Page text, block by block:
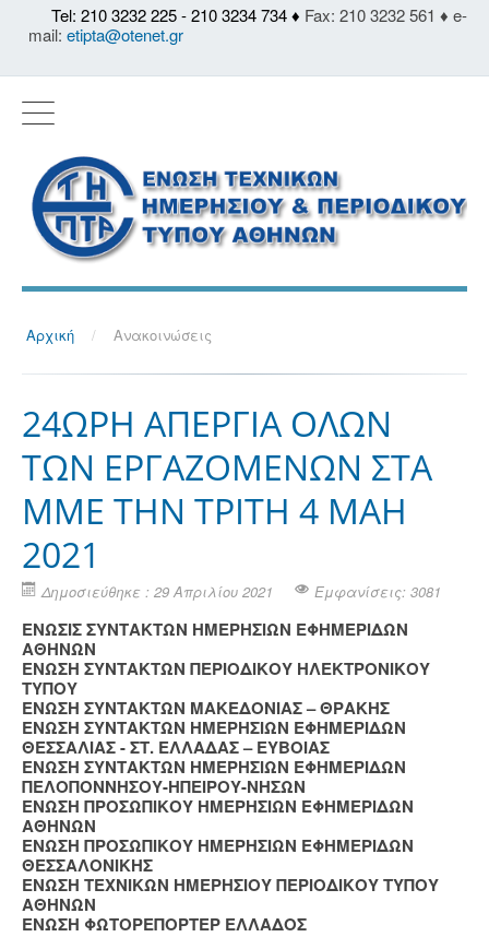
Tel: 210 3232 225 - 210 3234 734 ♦ Fax: 210 3232 561 ♦ e-
mail: etipta@otenet.gr
Αρχική / Ανακοινώσεις
24ΩΡΗ ΑΠΕΡΓΙΑ ΟΛΩΝ
ΤΩΝ ΕΡΓΑΖΟΜΕΝΩΝ ΣΤΑ
ΜΜΕ ΤΗΝ ΤΡΙΤΗ 4 ΜΑΗ
2021
Δημοσιεύθηκε : 29 Απριλίου 2021 Εμφανίσεις: 3081
ΕΝΩΣΙΣ ΣΥΝΤΑΚΤΩΝ ΗΜΕΡΗΣΙΩΝ ΕΦΗΜΕΡΙΔΩΝ
ΑΘΗΝΩΝ
ΕΝΩΣΗ ΣΥΝΤΑΚΤΩΝ ΠΕΡΙΟΔΙΚΟΥ ΗΛΕΚΤΡΟΝΙΚΟΥ
ΤΥΠΟΥ
ΕΝΩΣΗ ΣΥΝΤΑΚΤΩΝ ΜΑΚΕΔΟΝΙΑΣ – ΘΡΑΚΗΣ
ΕΝΩΣΗ ΣΥΝΤΑΚΤΩΝ ΗΜΕΡΗΣΙΩΝ ΕΦΗΜΕΡΙΔΩΝ
ΘΕΣΣΑΛΙΑΣ - ΣΤ. ΕΛΛΑΔΑΣ – ΕΥΒΟΙΑΣ
ΕΝΩΣΗ ΣΥΝΤΑΚΤΩΝ ΗΜΕΡΗΣΙΩΝ ΕΦΗΜΕΡΙΔΩΝ
ΠΕΛΟΠΟΝΝΗΣΟΥ-ΗΠΕΙΡΟΥ-ΝΗΣΩΝ
ΕΝΩΣΗ ΠΡΟΣΩΠΙΚΟΥ ΗΜΕΡΗΣΙΩΝ ΕΦΗΜΕΡΙΔΩΝ
ΑΘΗΝΩΝ
ΕΝΩΣΗ ΠΡΟΣΩΠΙΚΟΥ ΗΜΕΡΗΣΙΩΝ ΕΦΗΜΕΡΙΔΩΝ
ΘΕΣΣΑΛΟΝΙΚΗΣ
ΕΝΩΣΗ ΤΕΧΝΙΚΩΝ ΗΜΕΡΗΣΙΟΥ ΠΕΡΙΟΔΙΚΟΥ ΤΥΠΟΥ
ΑΘΗΝΩΝ
ΕΝΩΣΗ ΦΩΤΟΡΕΠΟΡΤΕΡ ΕΛΛΑΔΟΣ